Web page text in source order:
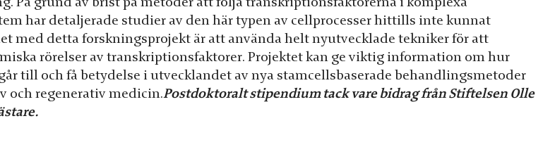
har detaljerade studier av den här typen av cellprocesser hittills inte kunnat
med detta forskningsprojekt är att använda helt nyutvecklade tekniker för att
rörelser av transkriptionsfaktorer. Projektet kan ge viktig information om hur
till och få betydelse i utvecklandet av nya stamcellsbaserade behandlingsmetoder
och regenerativ medicin.Postdoktoralt stipendium tack vare bidrag från Stiftelsen Olle